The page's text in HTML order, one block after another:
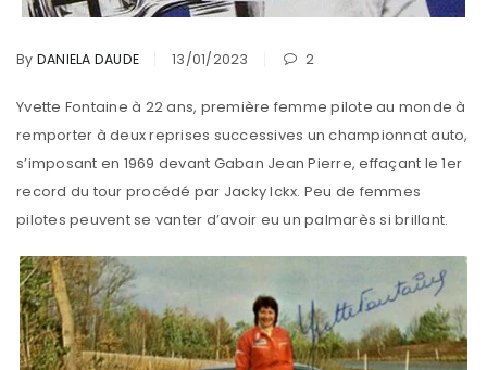
By DANIELA DAUDE 13/01/2023 2
Yvette Fontaine à 22 ans, première femme pilote au monde à
remporter à deux reprises successives un championnat auto,
s’imposant en 1969 devant Gaban Jean Pierre, effaçant le 1er
record du tour procédé par Jacky Ickx. Peu de femmes
pilotes peuvent se vanter d’avoir eu un palmarès si brillant.